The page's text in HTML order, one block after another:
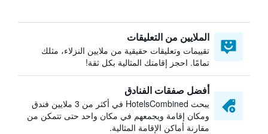
الملايين من التعليقات
تقييمات وتعليقات حقيقية من ملايين النزلاء، مثلك
تمامًا. احجز إقامتك المثالية بكل ثقة!
أفضل صفقات الفنادق
يبحث HotelsCombined في أكثر من 3 ملايين فندق
ومكان إقامة ويجمعهم في مكان واحد حتى تتمكن من
مقارنة أماكن الإقامة المثالية.